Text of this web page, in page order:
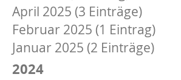
April 2025 (3 Einträge)
Februar 2025 (1 Eintrag)
Januar 2025 (2 Einträge)
2024